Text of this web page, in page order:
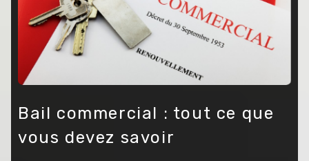
Bail commercial : tout ce que
vous devez savoir